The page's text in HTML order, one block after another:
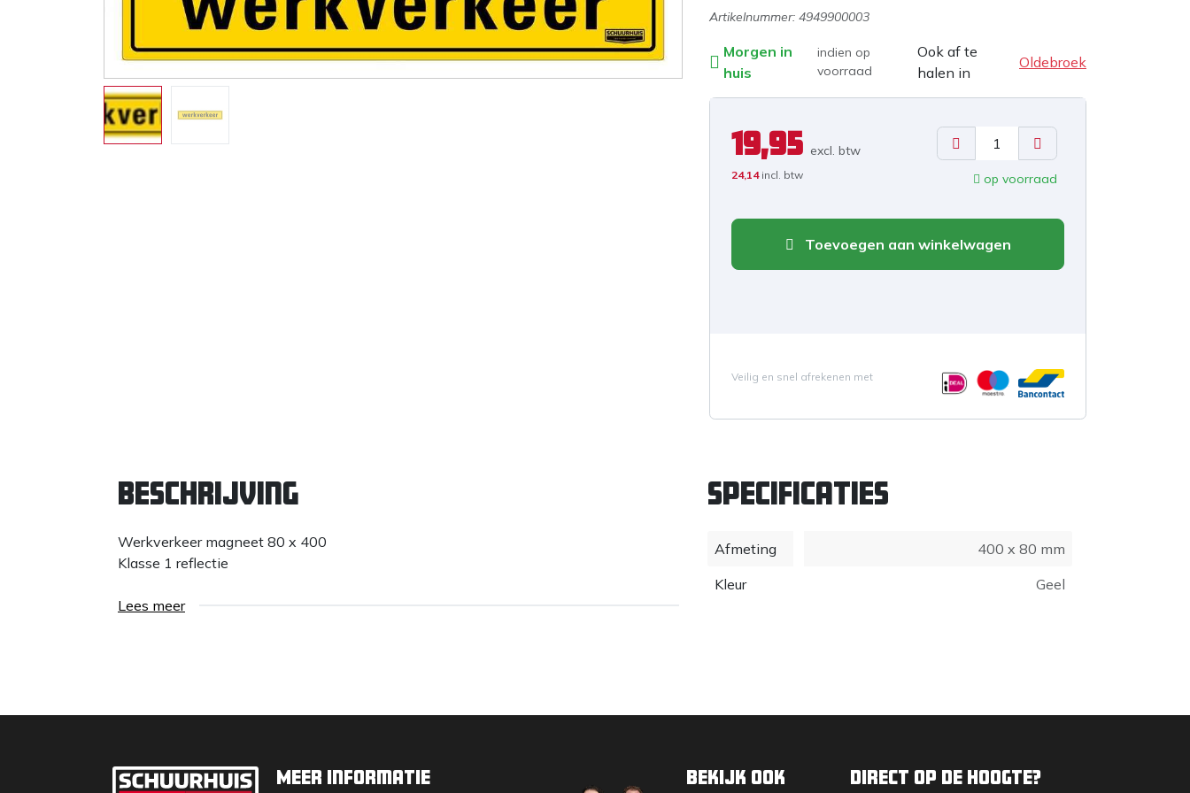
Artikelnummer: 4949900003
Morgen in
huis
indien op
voorraad
Ook af te
halen in
Oldebroek
19,95 excl. btw
24,14 incl. btw op voorraad
Toevoegen aan winkelwagen
Veilig en snel afrekenen met
Beschrijving
Werkverkeer magneet 80 x 400
Klasse 1 reflectie
Lees meer
Specificaties
Afmeting
400 x 80 mm
Kleur
Geel
Direct op de hoogte?
Bekijk ook
Meer informatie